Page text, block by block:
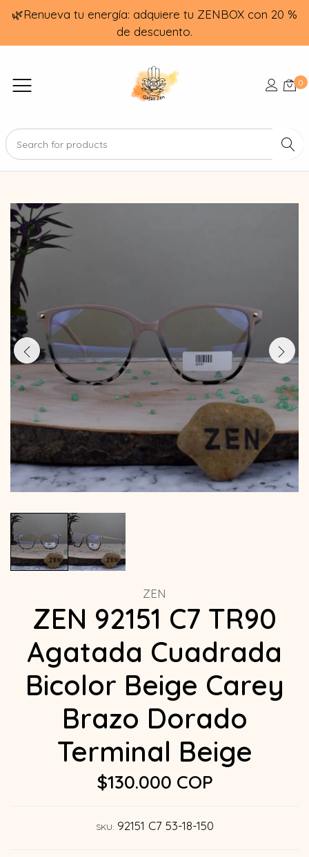
🌿Renueva tu energía: adquiere tu ZENBOX con 20 %
de descuento.
0
ZEN
ZEN 92151 C7 TR90
Agatada Cuadrada
Bicolor Beige Carey
Brazo Dorado
Terminal Beige
$130.000 COP
SKU: 92151 C7 53-18-150